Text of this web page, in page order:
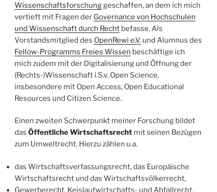
Wissenschaftsforschunggeschaffen, an dem ich mich
vertieft mit Fragen der Governance von Hochschulen
und Wissenschaft durch Recht befasse. Als
Vorstandsmitglied des OpenRewi e.V. und Alumnus des
Fellow-Programms Freies Wissen beschäftige ich
mich zudem mit der Digitalisierung und Öffnung der
(Rechts-)Wissenschaft i.S.v. Open Science,
insbesondere mit Open Access, Open Educational
Resources und Citizen Science.
Einen zweiten Schwerpunkt meiner Forschung bildet
das Öffentliche Wirtschaftsrecht mit seinen Bezügen
zum Umweltrecht. Hierzu zählen u.a.
das Wirtschaftsverfassungsrecht, das Europäische
Wirtschaftsrecht und das Wirtschaftsvölkerrecht,
Gewerberecht, Keislaufwirtschafts- und Abfallrecht,